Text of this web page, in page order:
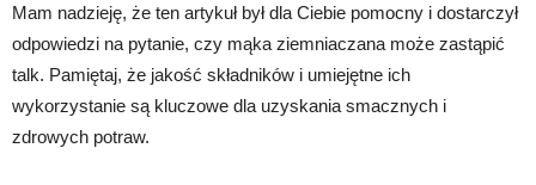
Mam nadzieję, że ten artykuł był dla Ciebie pomocny i dostarczył
odpowiedzi na pytanie, czy mąka ziemniaczana może zastąpić
talk. Pamiętaj, że jakość składników i umiejętne ich
wykorzystanie są kluczowe dla uzyskania smacznych i
zdrowych potraw.